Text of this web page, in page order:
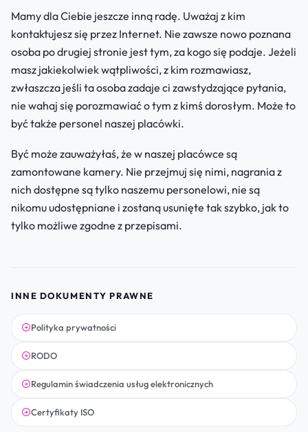
Mamy dla Ciebie jeszcze inną radę. Uważaj z kim
kontaktujesz się przez Internet. Nie zawsze nowo poznana
osoba po drugiej stronie jest tym, za kogo się podaje. Jeżeli
masz jakiekolwiek wątpliwości, z kim rozmawiasz,
zwłaszcza jeśli ta osoba zadaje ci zawstydzające pytania,
nie wahaj się porozmawiać o tym z kimś dorosłym. Może to
być także personel naszej placówki.
Być może zauważyłaś, że w naszej placówce są
zamontowane kamery. Nie przejmuj się nimi, nagrania z
nich dostępne są tylko naszemu personelowi, nie są
nikomu udostępniane i zostaną usunięte tak szybko, jak to
tylko możliwe zgodne z przepisami.
INNE DOKUMENTY PRAWNE
Polityka prywatności
RODO
Regulamin świadczenia usług elektronicznych
Certyfikaty ISO